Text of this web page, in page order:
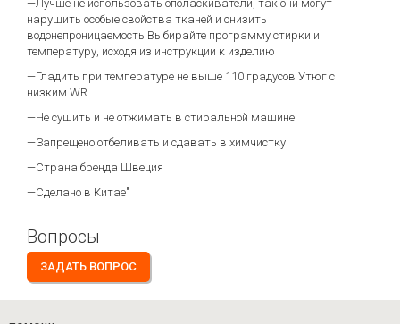
—Лучше не использовать ополаскиватели, так они могут
нарушить особые свойства тканей и снизить
водонепроницаемость Выбирайте программу стирки и
температуру, исходя из инструкции к изделию
—Гладить при температуре не выше 110 градусов Утюг с
низким WR
—Не сушить и не отжимать в стиральной машине
—Запрещено отбеливать и сдавать в химчистку
—Страна бренда Швеция
—Сделано в Китае"
Вопросы
ЗАДАТЬ ВОПРОС